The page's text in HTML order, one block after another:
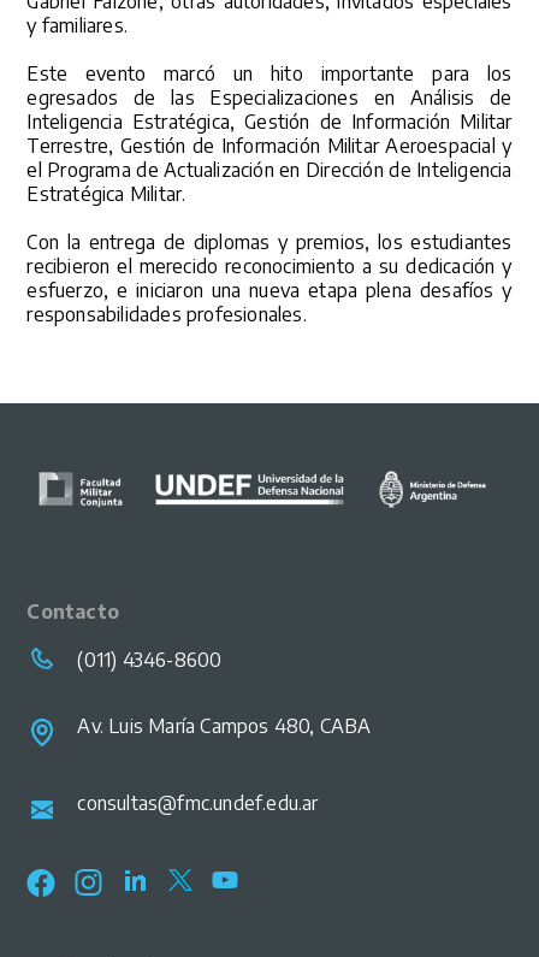
y familiares.
Este evento marcó un hito importante para los
egresados de las Especializaciones en Análisis de
Inteligencia Estratégica, Gestión de Información Militar
Terrestre, Gestión de Información Militar Aeroespacial y
el Programa de Actualización en Dirección de Inteligencia
Estratégica Militar.
Con la entrega de diplomas y premios, los estudiantes
recibieron el merecido reconocimiento a su dedicación y
esfuerzo, e iniciaron una nueva etapa plena desafí­os y
responsabilidades profesionales.
Contacto
(011) 4346-8600
Av. Luis María Campos 480, CABA
consultas@fmc.undef.edu.ar